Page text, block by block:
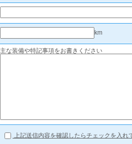
km
主な装備や特記事項をお書きください
上記送信内容を確認したらチェックを入れ